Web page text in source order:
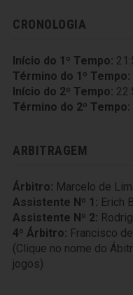
CRONOLOGIA
Início do 1º Tempo:
Término do 1º Tempo:
Início do 2º Tempo:
Término do 2º Tempo:
ARBITRAGEM
Árbitro: Marcelo de
Assistente Nº 1: Erich
Assistente Nº 2:
4º Árbitro: Francisco
(Clique no nome do
jogos)